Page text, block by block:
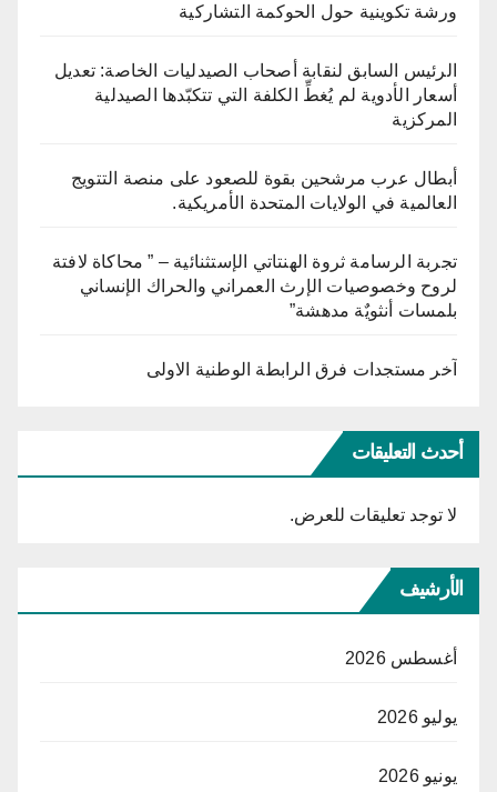
ورشة تكوينية حول الحوكمة التشاركية
الرئيس السابق لنقابة أصحاب الصيدليات الخاصة: تعديل
أسعار الأدوية لم يُغطِّ الكلفة التي تتكبّدها الصيدلية
المركزية
أبطال عرب مرشحين بقوة للصعود على منصة التتويج
العالمية في الولايات المتحدة الأمريكية.
تجربة الرسامة ثروة الهنتاتي الإستثنائية – ” محاكاة لافتة
لروح وخصوصيات الإرث العمراني والحراك الإنساني
بلمسات أنثويٌة مدهشة”
آخر مستجدات فرق الرابطة الوطنية الاولى
أحدث التعليقات
لا توجد تعليقات للعرض.
الأرشيف
أغسطس 2026
يوليو 2026
يونيو 2026